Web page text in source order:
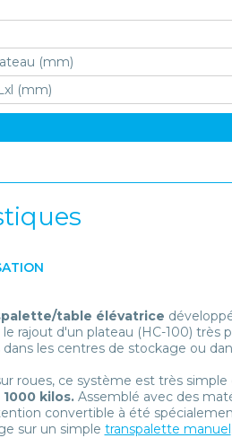
(mm)
(mm)
table élévatrice
rajout d'un plateau (HC-100)
les centres de stockage ou
roues, ce système est très
kilos. Assemblé avec des
convertible à été
sur un simple transpalette manuel